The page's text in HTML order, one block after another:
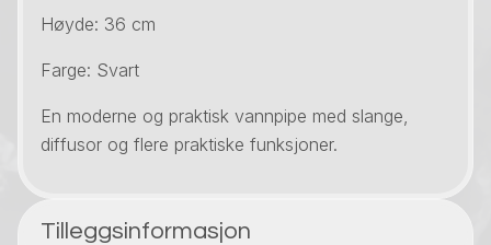
Høyde: 36 cm
Farge: Svart
En moderne og praktisk vannpipe med slange,
diffusor og flere praktiske funksjoner.
Tilleggsinformasjon